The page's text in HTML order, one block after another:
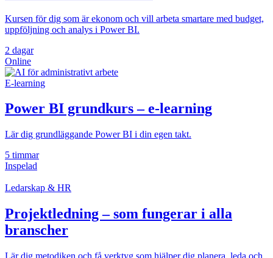
Kursen för dig som är ekonom och vill arbeta smartare med budget,
uppföljning och analys i Power BI.
2 dagar
Online
E-learning
Power BI grundkurs – e-learning
Lär dig grundläggande Power BI i din egen takt.
5 timmar
Inspelad
Ledarskap & HR
Projektledning – som fungerar i alla
branscher